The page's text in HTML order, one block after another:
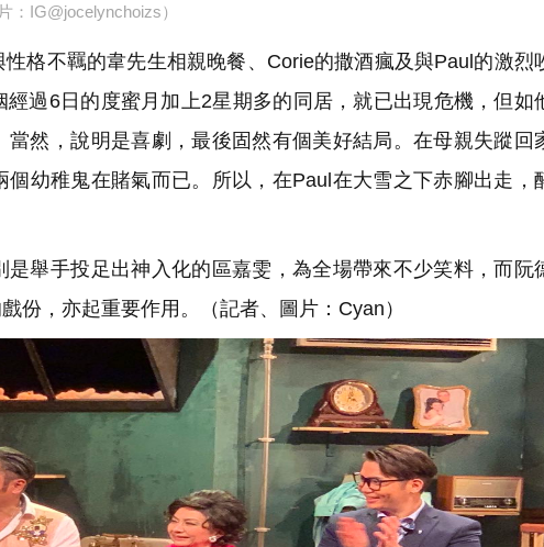
：IG@jocelynchoizs）
格不羈的韋先生相親晚餐、Corie的撒酒瘋及與Paul的激烈
過6日的度蜜月加上2星期多的同居，就已出現危機，但如
然，說明是喜劇，最後固然有個美好結局。在母親失蹤回
幼稚鬼在賭氣而已。所以，在Paul在大雪之下赤腳出走，
舉手投足出神入化的區嘉雯，為全場帶來不少笑料，而阮
份，亦起重要作用。（記者、圖片：Cyan）